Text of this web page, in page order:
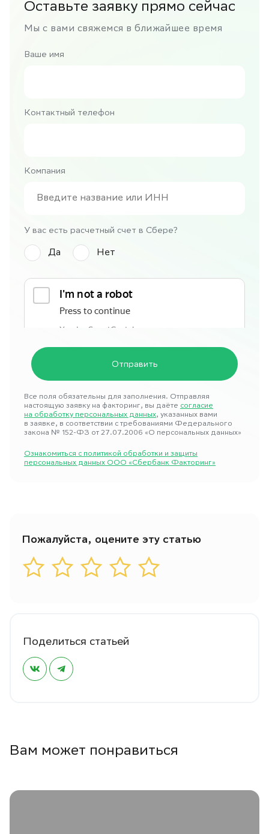
Оставьте заявку прямо сейчас
Мы с вами свяжемся в ближайшее время
Ваше имя
Контактный телефон
Компания
У вас есть расчетный счет в Сбере?
Да Нет
Все поля обязательны для заполнения. Отправляя
настоящую заявку на факторинг, вы даёте согласие
на обработку персональных данных, указанных вами
в заявке, в соответствии с требованиями Федерального
закона № 152-ФЗ от 27.07.2006 «О персональных данных»
Ознакомиться с политикой обработки и защиты
персональных данных ООО «Сбербанк Факторинг»
Пожалуйста, оцените эту статью
Поделиться статьей
Вам может понравиться